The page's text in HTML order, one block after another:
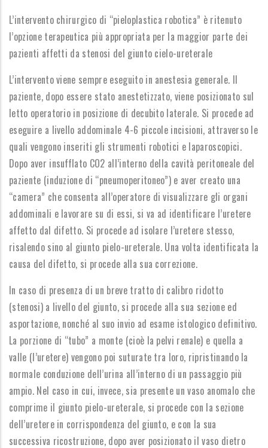
L’intervento chirurgico di “pieloplastica robotica” è ritenuto
l’opzione terapeutica più appropriata per la maggior parte dei
pazienti affetti da stenosi del giunto cielo-ureterale
L’intervento viene sempre eseguito in anestesia generale. Il
paziente, dopo essere stato anestetizzato, viene posizionato sul
letto operatorio in posizione di decubito laterale. Si procede ad
eseguire a livello addominale 4-6 piccole incisioni, attraverso le
quali vengono inseriti gli strumenti robotici e laparoscopici.
Dopo aver insufflato CO2 all’interno della cavità peritoneale del
paziente (induzione di “pneumoperitoneo”) e aver creato una
“camera” che consenta all’operatore di visualizzare gli organi
addominali e lavorare su di essi, si va ad identificare l’uretere
affetto dal difetto. Si procede ad isolare l’uretere stesso,
risalendo sino al giunto pielo-ureterale. Una volta identificata la
causa del difetto, si procede alla sua correzione.
In caso di presenza di un breve tratto di calibro ridotto
(stenosi) a livello del giunto, si procede alla sua sezione ed
asportazione, nonché al suo invio ad esame istologico definitivo.
La porzione di “tubo” a monte (cioè la pelvi renale) e quella a
valle (l’uretere) vengono poi suturate tra loro, ripristinando la
normale conduzione dell’urina all’interno di un passaggio più
ampio. Nel caso in cui, invece, sia presente un vaso anomalo che
comprime il giunto pielo-ureterale, si procede con la sezione
dell’uretere in corrispondenza del giunto, e con la sua
successiva ricostruzione, dopo aver posizionato il vaso dietro